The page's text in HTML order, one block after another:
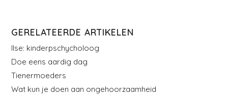
GERELATEERDE ARTIKELEN
Ilse: kinderpschycholoog
Doe eens aardig dag
Tienermoeders
Wat kun je doen aan ongehoorzaamheid